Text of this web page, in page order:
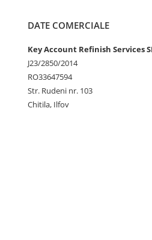
DATE COMERCIALE
Key Account Refinish Services
J23/2850/2014
RO33647594
Str. Rudeni nr. 103
Chitila, Ilfov